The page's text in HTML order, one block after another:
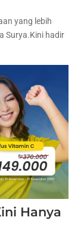
yang lebih
Surya.Kini hadir
Hanya